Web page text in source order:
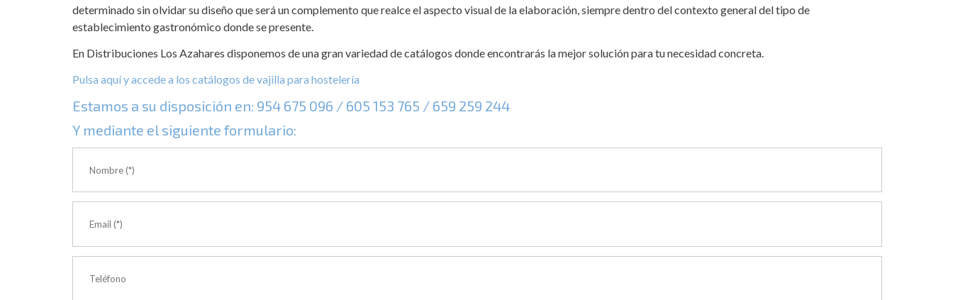
determinado sin olvidar su diseño que será un complemento que realce el aspecto visual de la elaboración, siempre dentro del contexto general del tipo de
establecimiento gastronómico donde se presente.
En Distribuciones Los Azahares disponemos de una gran variedad de catálogos donde encontrarás la mejor solución para tu necesidad concreta.
Pulsa aquí y accede a los catálogos de vajilla para hostelería
Estamos a su disposición en: 954 675 096 / 605 153 765 / 659 259 244
Y mediante el siguiente formulario: